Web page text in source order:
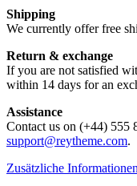
Shipping
We currently offer free
Return & exchange
If you are not satisfied
within 14 days for an
Assistance
Contact us on (+44) 555
support@reytheme.com.
Zusätzliche Informationen